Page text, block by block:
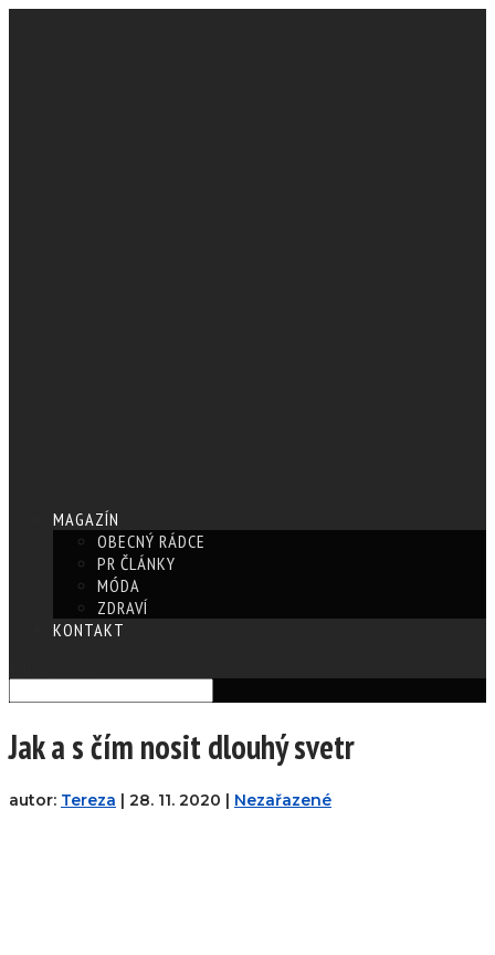
MAGAZÍN
OBECNÝ RÁDCE
PR ČLÁNKY
MÓDA
ZDRAVÍ
KONTAKT
Jak a s čím nosit dlouhý svetr
autor: Tereza | 28. 11. 2020 | Nezařazené